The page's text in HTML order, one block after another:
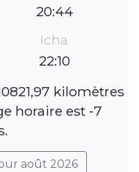
20:44
Icha
22:10
kilomètres
horaire est -7
août 2026